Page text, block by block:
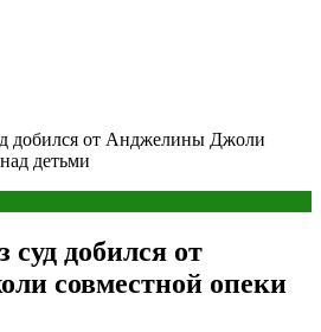
добился от Анджелины Джоли
детьми
суд добился от
совместной опеки